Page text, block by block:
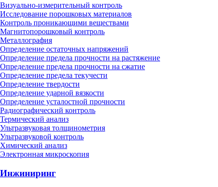
Визуально-измерительный контроль
Исследование порошковых материалов
Контроль проникающими веществами
Магнитопорошковый контроль
Металлография
Определение остаточных напряжений
Определение предела прочности на растяжение
Определение предела прочности на сжатие
Определение предела текучести
Определение твердости
Определение ударной вязкости
Определение усталостной прочности
Радиографический контроль
Термический анализ
Ультразвуковая толщинометрия
Ультразвуковой контроль
Химический анализ
Электронная микроскопия
Инжиниринг